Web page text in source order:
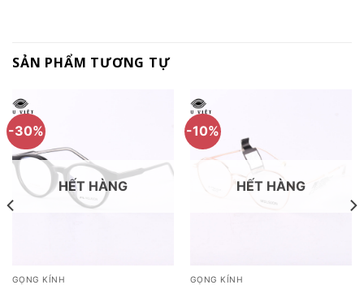
SẢN PHẨM TƯƠNG TỰ
-30%
HẾT HÀNG
GỌNG KÍNH
-10%
HẾT HÀNG
GỌNG KÍNH